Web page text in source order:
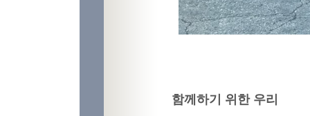
함께하기 위한 우리